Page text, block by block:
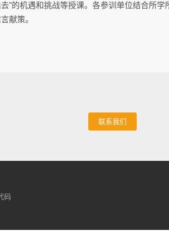
”的机遇和挑战等授课。各参训单位结合所
献策。
联系我们
码